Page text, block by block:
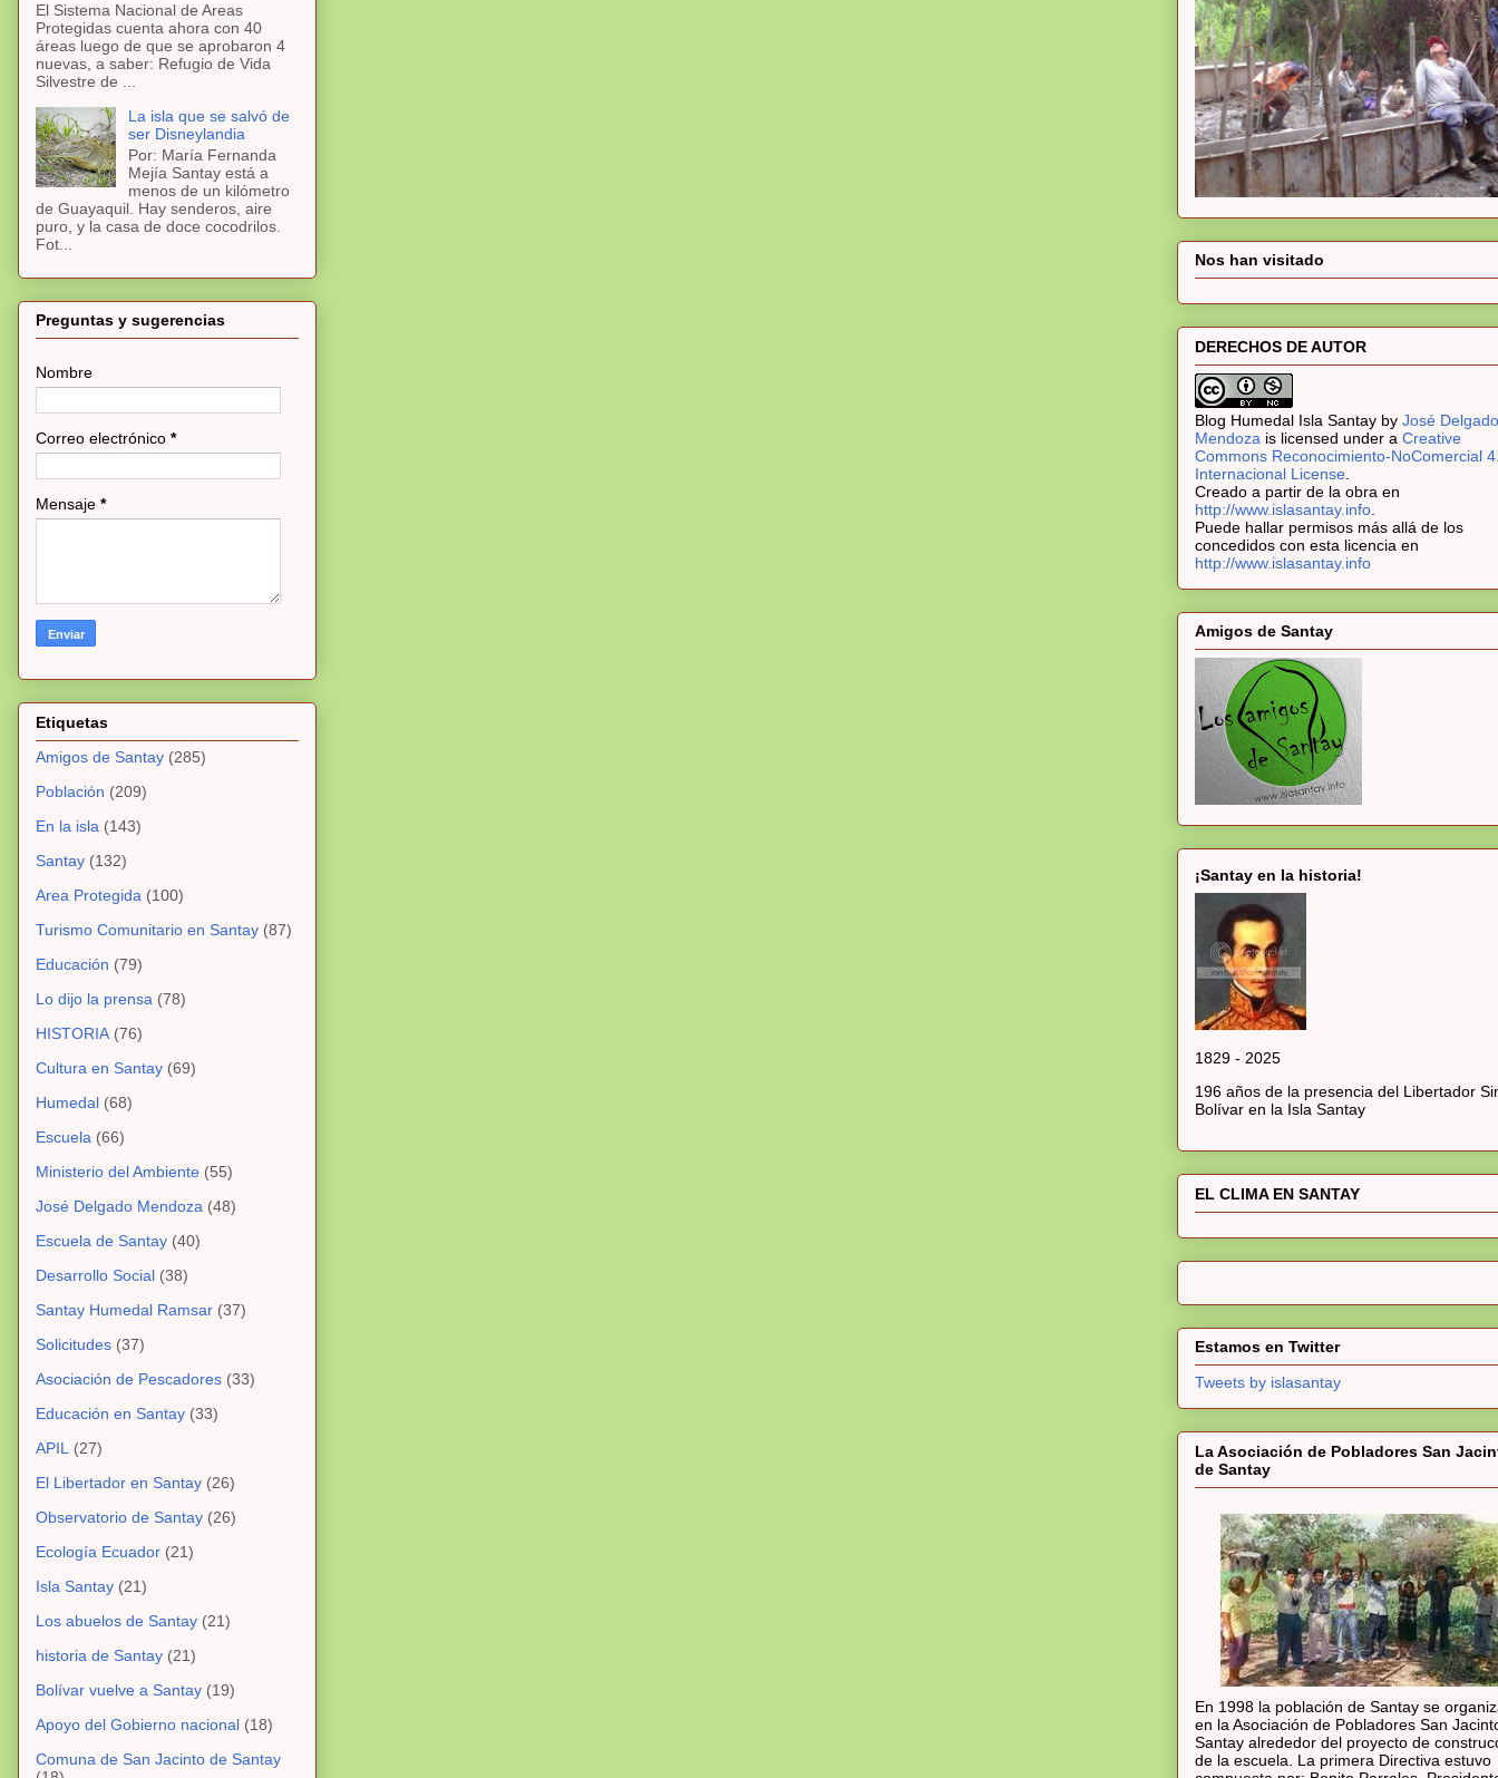
El Sistema Nacional de Areas
Protegidas cuenta ahora con 40
áreas luego de que se aprobaron 4
nuevas, a saber: Refugio de Vida
Silvestre de ...
La isla que se salvó de
ser Disneylandia
Por: María Fernanda
Mejía Santay está a
menos de un kilómetro
de Guayaquil. Hay senderos, aire
puro, y la casa de doce cocodrilos.
Fot...
Preguntas y sugerencias
Nombre
Correo electrónico *
Mensaje *
Etiquetas
Amigos de Santay (285)
Población (209)
En la isla (143)
Santay (132)
Area Protegida (100)
Turismo Comunitario en Santay (87)
Educación (79)
Lo dijo la prensa (78)
HISTORIA (76)
Cultura en Santay (69)
Humedal (68)
Escuela (66)
Ministerio del Ambiente (55)
José Delgado Mendoza (48)
Escuela de Santay (40)
Desarrollo Social (38)
Santay Humedal Ramsar (37)
Solicitudes (37)
Asociación de Pescadores (33)
Educación en Santay (33)
APIL
(27)
El Libertador en Santay (26)
Observatorio de Santay (26)
Ecología Ecuador (21)
Isla Santay (21)
Los abuelos de Santay (21)
historia de Santay (21)
Bolívar vuelve a Santay (19)
Apoyo del Gobierno nacional (18)
Comuna de San Jacinto de Santay
Nos han visitado
DERECHOS DE AUTOR
Blog Humedal Isla Santay by José Delgado
Mendoza is licensed under a Creative
Commons Reconocimiento-NoComercial
Internacional License
Creado a partir de la obra en
http://www.islasantay.info
Puede hallar permisos más allá de los
concedidos con esta licencia en
http://www.islasantay.info
Amigos de Santay
¡Santay en la historia!
1829 - 2025
196 años de la presencia del Libertador
Bolívar en la Isla Santay
EL CLIMA EN SANTAY
Estamos en Twitter
Tweets by islasantay
La Asociación de Pobladores San
de Santay
En 1998 la población de Santay se
en la Asociación de Pobladores San
Santay alrededor del proyecto de
de la escuela. La primera Directiva estuvo